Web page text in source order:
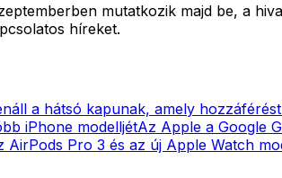
mutatkozik majd be, a
híreket.
a hátsó kapunak, amely
iPhone modelljétAz Apple a Google
AirPods Pro 3 és az új Apple Watch